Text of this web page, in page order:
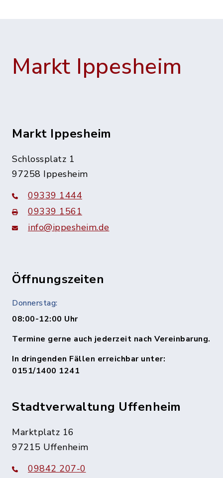
Markt Ippesheim
Markt Ippesheim
Schlossplatz 1
97258 Ippesheim
09339 1444
09339 1561
info@ippesheim.de
Öffnungszeiten
Donnerstag:
08:00-12:00 Uhr
Termine gerne auch jederzeit nach Vereinbarung.
In dringenden Fällen erreichbar unter:
0151/1400 1241
Stadtverwaltung Uffenheim
Marktplatz 16
97215 Uffenheim
09842 207-0